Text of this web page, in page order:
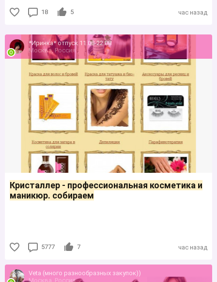
18 5 час назад
*Иринка* отпуск 11.08-22.08
Москва, Россия
Кристаллер - профессиональная косметика и
маникюр. собираем
5777 7 час назад
Veta (много разнообразных закупок))
Москва, Россия